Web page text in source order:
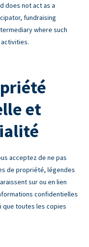
does not act as a
fundraising
where such
et
acceptez de ne pas
de propriété, légendes
sur ou en lien
confidentielles
que toutes les copies